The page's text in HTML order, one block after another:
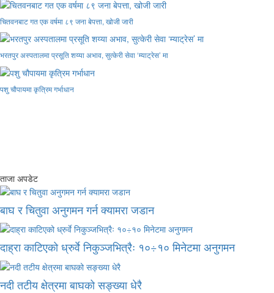
चितवनबाट गत एक वर्षमा ८९ जना बेपत्ता, खोजी जारी
भरतपुर अस्पतालमा प्रसूति शय्या अभाव, सुत्केरी सेवा ‘म्याट्रेस’ मा
पशु चौपायमा कृत्रिम गर्भाधान
ताजा अपडेट
बाघ र चितुवा अनुगमन गर्न क्यामरा जडान
दाह्रा काटिएको ध्रुर्वे निकुञ्जभित्रैः १०÷१० मिनेटमा अनुगमन
नदी तटीय क्षेत्रमा बाघको सङ्ख्या धेरै